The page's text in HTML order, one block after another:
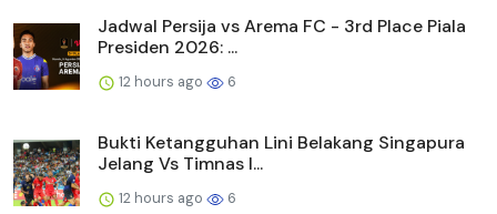
Jadwal Persija vs Arema FC - 3rd Place Piala
Presiden 2026: ...
12 hours ago 6
Bukti Ketangguhan Lini Belakang Singapura
Jelang Vs Timnas I...
12 hours ago 6